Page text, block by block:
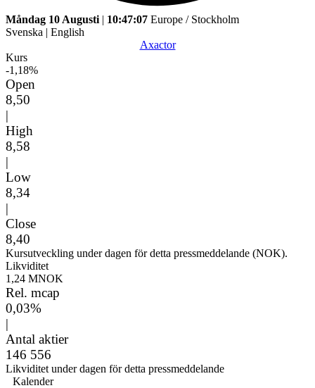
Måndag 10 Augusti | 10:47:07 Europe / Stockholm
Svenska | English
Axactor
Kurs
-1,18%
Open
8,50
|
High
8,58
|
Low
8,34
|
Close
8,40
Kursutveckling under dagen för detta pressmeddelande (NOK).
Likviditet
1,24 MNOK
Rel. mcap
0,03%
|
Antal aktier
146 556
Likviditet under dagen för detta pressmeddelande
Kalender